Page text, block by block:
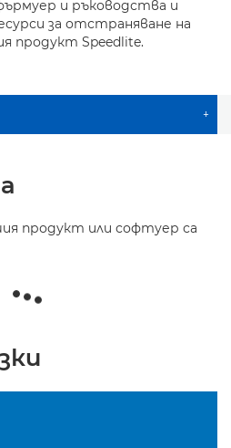
и ръководства и
за отстраняване на
продукт Speedlite.
+
продукт или софтуер са